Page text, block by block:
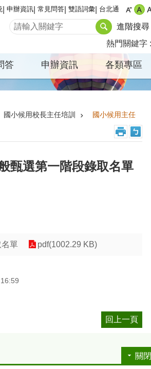
申辦資訊 常見問答 雙語詞彙 台北通
進階搜尋
熱門關鍵字
答 申辦資訊 各類專區
國小候用校長主任培訓 國小候用主任
甄選第一階段錄取名單
單 pdf(1002.29 KB)
回上一頁
關閉